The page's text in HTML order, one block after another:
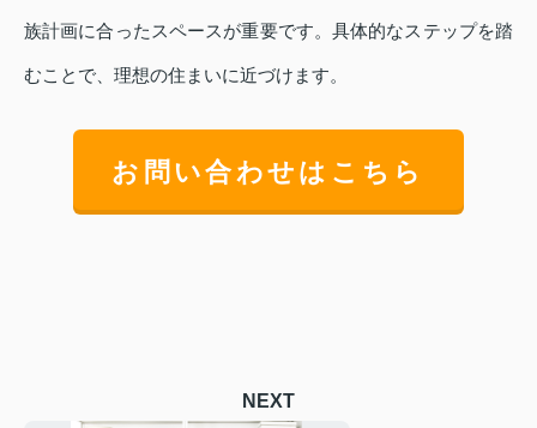
族計画に合ったスペースが重要です。具体的なステップを踏
むことで、理想の住まいに近づけます。
お問い合わせはこちら
NEXT